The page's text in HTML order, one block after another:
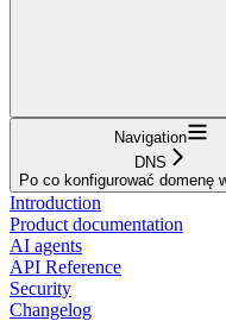
Navigation
DNS
Po co konfigurować domenę
Introduction
Product documentation
AI agents
API Reference
Security
Changelog